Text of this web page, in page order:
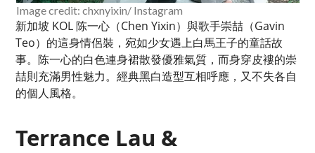
Image credit: chxnyixin/ Instagram
新加坡 KOL 陈一心（Chen Yixin）與歌手崇喆（Gavin
Teo）的這身情侶裝，宛如少女遇上白馬王子的童話故
事。陈一心的白色連身裙散發優雅氣質，而身穿皮褸的崇
喆則充滿男性魅力。經典黑白造型互相呼應，又不失各自
的個人風格。
Terrance Lau &